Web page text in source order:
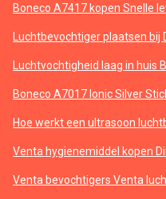
Boneco A7417 kopen Snelle
Luchtbevochtiger plaatsen bij
Luchtvochtigheid laag in huis
Boneco A7017 Ionic Silver
Hoe werkt een ultrasoon
Venta hygienemiddel kopen
Venta bevochtigers Venta